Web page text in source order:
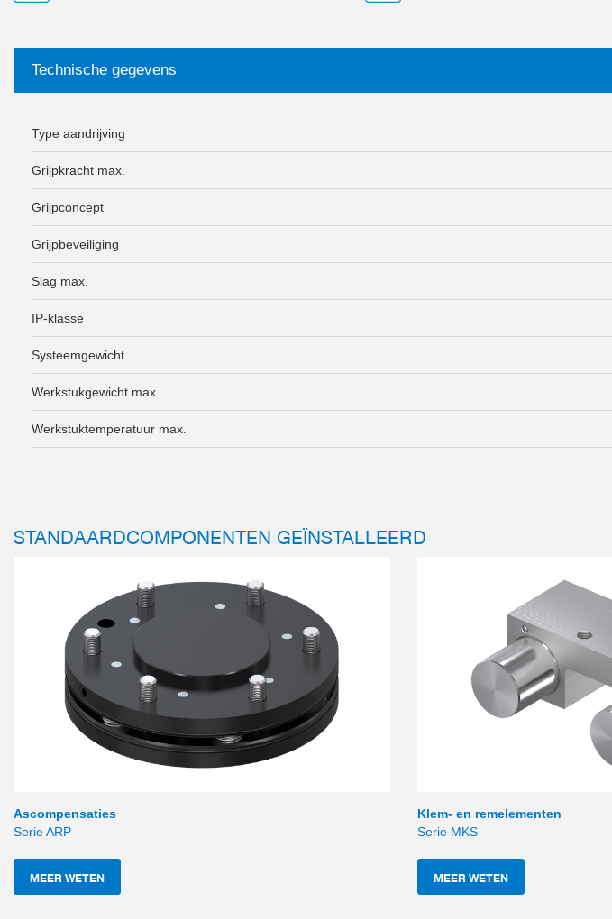
Technische gegevens
Type aandrijving
Grijpkracht max.
Grijpconcept
Grijpbeveiliging
Slag max.
IP-klasse
Systeemgewicht
Werkstukgewicht max.
Werkstuktemperatuur max.
STANDAARDCOMPONENTEN GEÏNSTALLEERD
Ascompensaties
Serie ARP
MEER WETEN
Klem- en remelementen
Serie MKS
MEER WETEN